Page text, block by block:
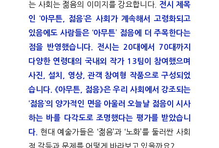
는 사회는 젊음의 이미지를 강요합니다. 전시 제목
인 ‘아무튼, 젊음’은 사회가 계속해서 고령화되고
있음에도 사람들은 ‘아무튼’ 젊음에 더 주목한다는
점을 반영했습니다. 전시는 20대에서 70대까지
다양한 연령대의 국내외 작가 13팀이 참여했으며
사진, 설치, 영상, 관객 참여형 작품으로 구성되었
습니다. 《아무튼, 젊음》은 우리 사회에서 강조되는
‘젊음’의 양가적인 면을 아울러 오늘날 젊음이 시사
하는 바를 다각도로 조명했다는 평가를 받았습니
다
현대 예술가들은 ‘젊음’과 ‘노화’를 둘러싼 사회
적 갈등과 문제를 어떻게 바라보고 있을까요?